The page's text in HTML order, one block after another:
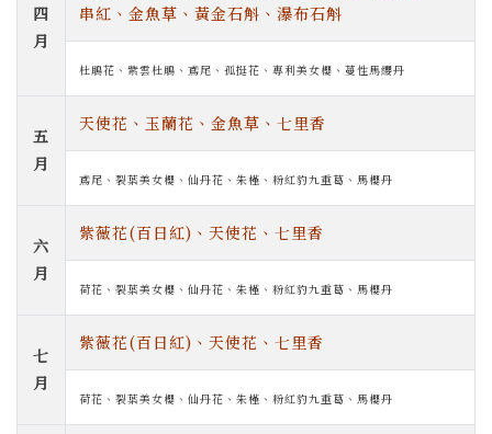
四
月
串紅、金魚草、黃金石斛、瀑布石斛
杜鵑花、紫雲杜鵑、鳶尾、孤挺花、專利美女櫻、蔓性馬纓丹
五
月
天使花、玉蘭花、金魚草、七里香
鳶尾、裂葉美女櫻、仙丹花、朱槿、粉紅豹九重葛、馬櫻丹
六
月
紫薇花(百日紅)、天使花、七里香
荷花、裂葉美女櫻、仙丹花、朱槿、粉紅豹九重葛、馬櫻丹
七
月
紫薇花(百日紅)、天使花、七里香
荷花、裂葉美女櫻、仙丹花、朱槿、粉紅豹九重葛、馬櫻丹